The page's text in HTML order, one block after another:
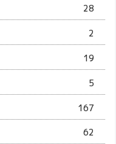
28
2
19
5
167
62